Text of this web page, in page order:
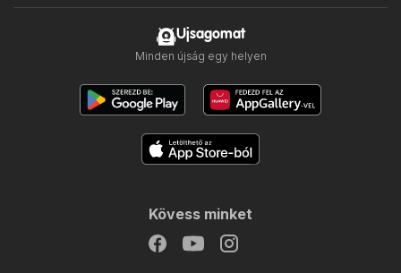
Ujsagomat
Minden újság egy helyen
Kövess minket